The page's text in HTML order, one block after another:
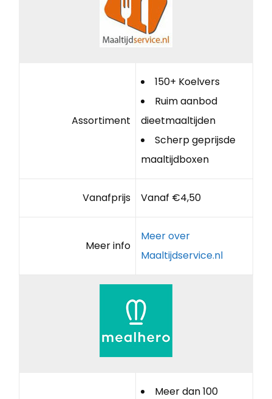
Assortiment
150+ Koelvers
Ruim aanbod
dieetmaaltijden
Scherp geprijsde
maaltijdboxen
Vanafprijs Vanaf €4,50
Meer info
Meer over
Maaltijdservice.nl
Meer dan 100